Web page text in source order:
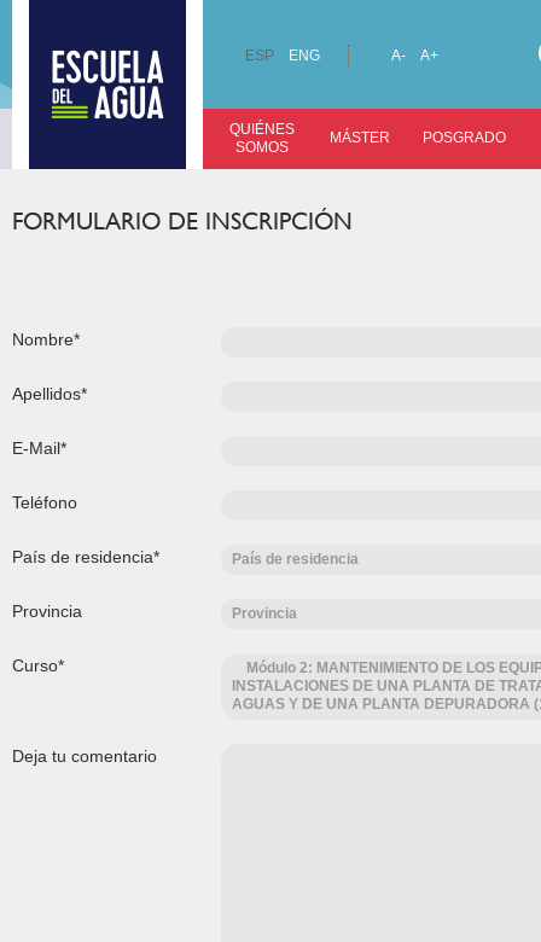
ESP ENG A- A+
QUIÉNES
SOMOS
MÁSTER POSGRADO
FORMULARIO DE INSCRIPCIÓN
Nombre*
Apellidos*
E-Mail*
Teléfono
País de residencia* País de residencia
Provincia Provincia
Curso*
Módulo 2: MANTENIMIENTO DE LOS
INSTALACIONES DE UNA PLANTA DE
AGUAS Y DE UNA PLANTA DEPURADORA
Deja tu comentario